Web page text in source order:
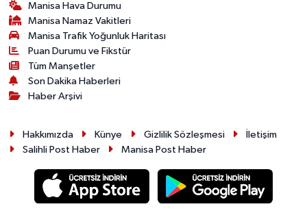
Manisa Hava Durumu
Manisa Namaz Vakitleri
Manisa Trafik Yoğunluk Haritası
Puan Durumu ve Fikstür
Tüm Manşetler
Son Dakika Haberleri
Haber Arşivi
Hakkımızda Künye Gizlilik Sözleşmesi
İletişim
Salihli Post Haber
Manisa Post Haber